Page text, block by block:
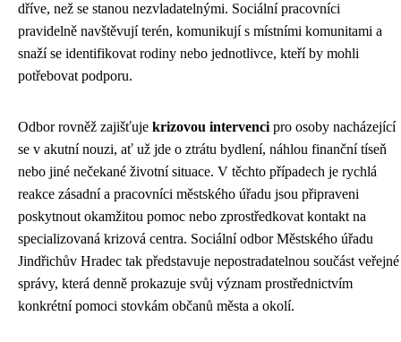
dříve, než se stanou nezvladatelnými. Sociální pracovníci
pravidelně navštěvují terén, komunikují s místními komunitami a
snaží se identifikovat rodiny nebo jednotlivce, kteří by mohli
potřebovat podporu.
Odbor rovněž zajišťuje krizovou intervenci pro osoby nacházející
se v akutní nouzi, ať už jde o ztrátu bydlení, náhlou finanční tíseň
nebo jiné nečekané životní situace. V těchto případech je rychlá
reakce zásadní a pracovníci městského úřadu jsou připraveni
poskytnout okamžitou pomoc nebo zprostředkovat kontakt na
specializovaná krizová centra. Sociální odbor Městského úřadu
Jindřichův Hradec tak představuje nepostradatelnou součást veřejné
správy, která denně prokazuje svůj význam prostřednictvím
konkrétní pomoci stovkám občanů města a okolí.